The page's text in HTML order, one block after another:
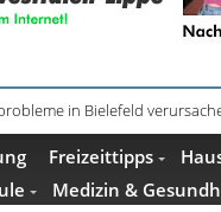
in Bielefeld
Geschenkideen im
Freizeittipps
Medizin &